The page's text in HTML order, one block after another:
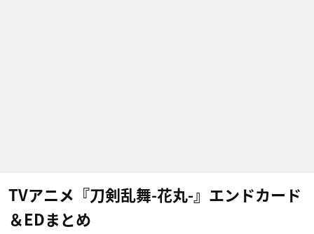
TVアニメ『刀剣乱舞-花丸-』エンドカード
＆EDまとめ